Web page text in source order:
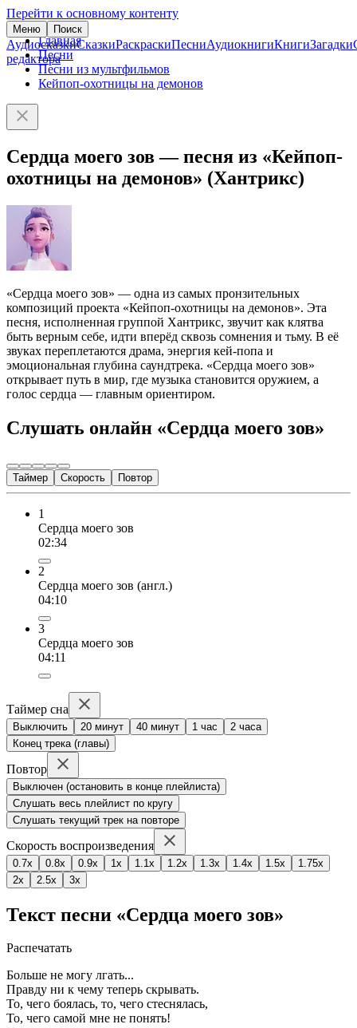
Перейти к основному контенту
Меню Поиск
АудиосказкиСказкиРаскраскиПесниАудиокнигиКнигиЗагадки
редактора
Главная
Песни
Песни из мультфильмов
Кейпоп-охотницы на демонов
Сердца моего зов — песня из «Кейпоп-
охотницы на демонов» (Хантрикс)
«Сердца моего зов» — одна из самых пронзительных
композиций проекта «Кейпоп-охотницы на демонов». Эта
песня, исполненная группой Хантрикс, звучит как клятва
быть верным себе, идти вперёд сквозь сомнения и тьму. В её
звуках переплетаются драма, энергия кей-попа и
эмоциональная глубина саундтрека. «Сердца моего зов»
открывает путь в мир, где музыка становится оружием, а
голос сердца — главным ориентиром.
Слушать онлайн «Сердца моего зов»
Таймер Скорость Повтор
1
Сердца моего зов
02:34
2
Сердца моего зов (англ.)
04:10
3
Сердца моего зов
04:11
Таймер сна
Выключить 20 минут 40 минут 1 час
2 часа
Конец трека (главы)
Повтор
Выключен (остановить в конце плейлиста)
Слушать весь плейлист по кругу
Слушать текущий трек на повторе
Скорость воспроизведения
0.7x 0.8x 0.9x 1x 1.1x 1.2x 1.3x 1.4x 1.5x
1.75x
2x
2.5x 3x
Текст песни «Сердца моего зов»
Распечатать
Больше не могу лгать...
Правду ни к чему теперь скрывать.
То, чего боялась, то, чего стеснялась,
То, чего самой мне не понять!